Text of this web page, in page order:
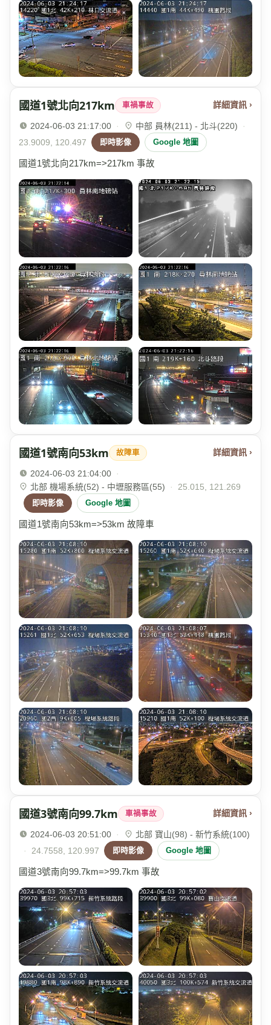
國道1號北向217km 車禍事故 詳細資訊 ›
2024-06-03 21:17:00 · 中部 員林(211) - 北斗(220)
·
23.9009, 120.497
即時影像 Google 地圖
國道1號北向217km=>217km 事故
國道1號南向53km 故障車 詳細資訊 ›
2024-06-03 21:04:00
·
北部 機場系統(52) - 中壢服務區(55)
· 25.015, 121.269
即時影像 Google 地圖
國道1號南向53km=>53km 故障車
國道3號南向99.7km 車禍事故 詳細資訊 ›
2024-06-03 20:51:00 ·
北部 寶山(98) - 新竹系統(100)
·
24.7558, 120.997 即時影像 Google 地圖
國道3號南向99.7km=>99.7km 事故